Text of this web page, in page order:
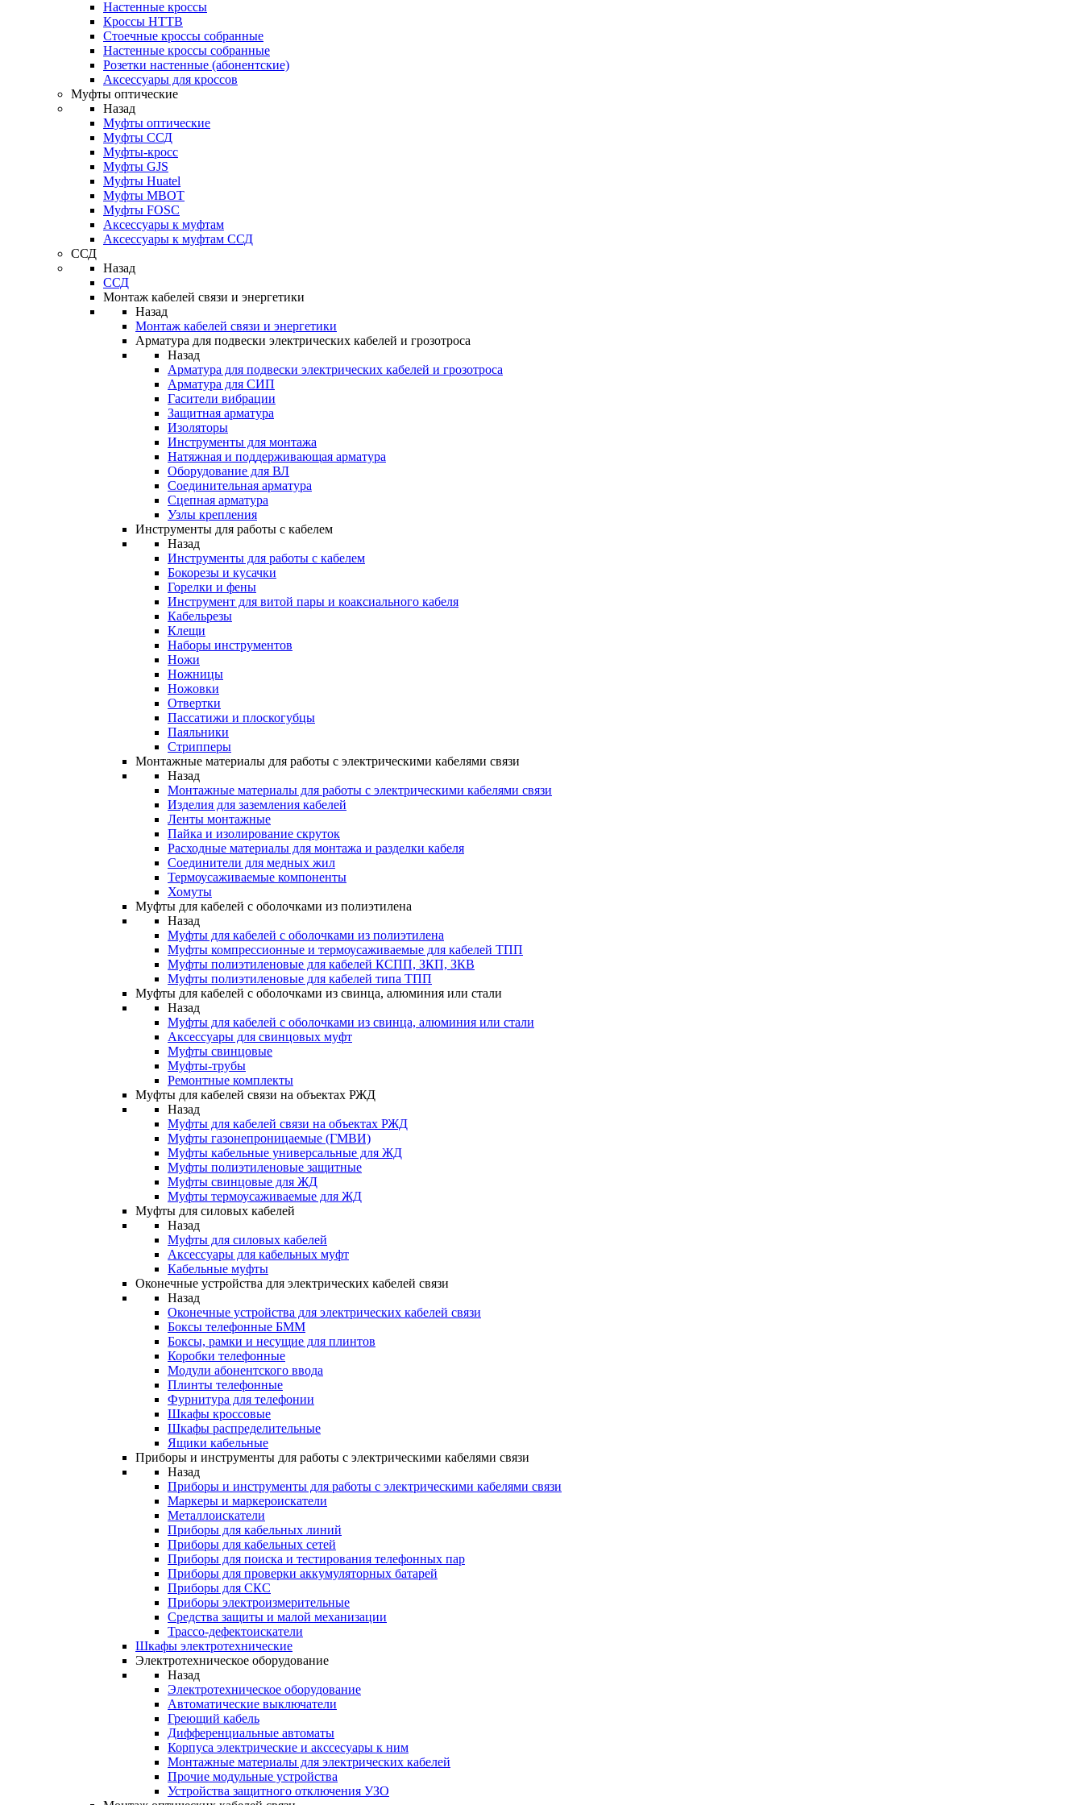
Настенные кроссы
Кроссы HTTB
Стоечные кроссы собранные
Настенные кроссы собранные
Розетки настенные (абонентские)
Аксессуары для кроссов
Муфты оптические
Назад
Муфты оптические
Муфты ССД
Муфты-кросс
Муфты GJS
Муфты Huatel
Муфты МВОТ
Муфты FOSC
Аксессуары к муфтам
Аксессуары к муфтам ССД
ССД
Назад
ССД
Монтаж кабелей связи и энергетики
Назад
Монтаж кабелей связи и энергетики
Арматура для подвески электрических кабелей и грозотроса
Назад
Арматура для подвески электрических кабелей и грозотроса
Арматура для СИП
Гасители вибрации
Защитная арматура
Изоляторы
Инструменты для монтажа
Натяжная и поддерживающая арматура
Оборудование для ВЛ
Соединительная арматура
Сцепная арматура
Узлы крепления
Инструменты для работы с кабелем
Назад
Инструменты для работы с кабелем
Бокорезы и кусачки
Горелки и фены
Инструмент для витой пары и коаксиального кабеля
Кабельрезы
Клещи
Наборы инструментов
Ножи
Ножницы
Ножовки
Отвертки
Пассатижи и плоскогубцы
Паяльники
Стрипперы
Монтажные материалы для работы с электрическими кабелями связи
Назад
Монтажные материалы для работы с электрическими кабелями связи
Изделия для заземления кабелей
Ленты монтажные
Пайка и изолирование скруток
Расходные материалы для монтажа и разделки кабеля
Соединители для медных жил
Термоусаживаемые компоненты
Хомуты
Муфты для кабелей с оболочками из полиэтилена
Назад
Муфты для кабелей с оболочками из полиэтилена
Муфты компрессионные и термоусаживаемые для кабелей ТПП
Муфты полиэтиленовые для кабелей КСПП, ЗКП, ЗКВ
Муфты полиэтиленовые для кабелей типа ТПП
Муфты для кабелей с оболочками из свинца, алюминия или стали
Назад
Муфты для кабелей с оболочками из свинца, алюминия или стали
Аксессуары для свинцовых муфт
Муфты свинцовые
Муфты-трубы
Ремонтные комплекты
Муфты для кабелей связи на объектах РЖД
Назад
Муфты для кабелей связи на объектах РЖД
Муфты газонепроницаемые (ГМВИ)
Муфты кабельные универсальные для ЖД
Муфты полиэтиленовые защитные
Муфты свинцовые для ЖД
Муфты термоусаживаемые для ЖД
Муфты для силовых кабелей
Назад
Муфты для силовых кабелей
Аксессуары для кабельных муфт
Кабельные муфты
Оконечные устройства для электрических кабелей связи
Назад
Оконечные устройства для электрических кабелей связи
Боксы телефонные БММ
Боксы, рамки и несущие для плинтов
Коробки телефонные
Модули абонентского ввода
Плинты телефонные
Фурнитура для телефонии
Шкафы кроссовые
Шкафы распределительные
Ящики кабельные
Приборы и инструменты для работы с электрическими кабелями связи
Назад
Приборы и инструменты для работы с электрическими кабелями связи
Маркеры и маркероискатели
Металлоискатели
Приборы для кабельных линий
Приборы для кабельных сетей
Приборы для поиска и тестирования телефонных пар
Приборы для проверки аккумуляторных батарей
Приборы для СКС
Приборы электроизмерительные
Средства защиты и малой механизации
Трассо-дефектоискатели
Шкафы электротехнические
Электротехническое оборудование
Назад
Электротехническое оборудование
Автоматические выключатели
Греющий кабель
Дифференциальные автоматы
Корпуса электрические и акссесуары к ним
Монтажные материалы для электрических кабелей
Прочие модульные устройства
Устройства защитного отключения УЗО